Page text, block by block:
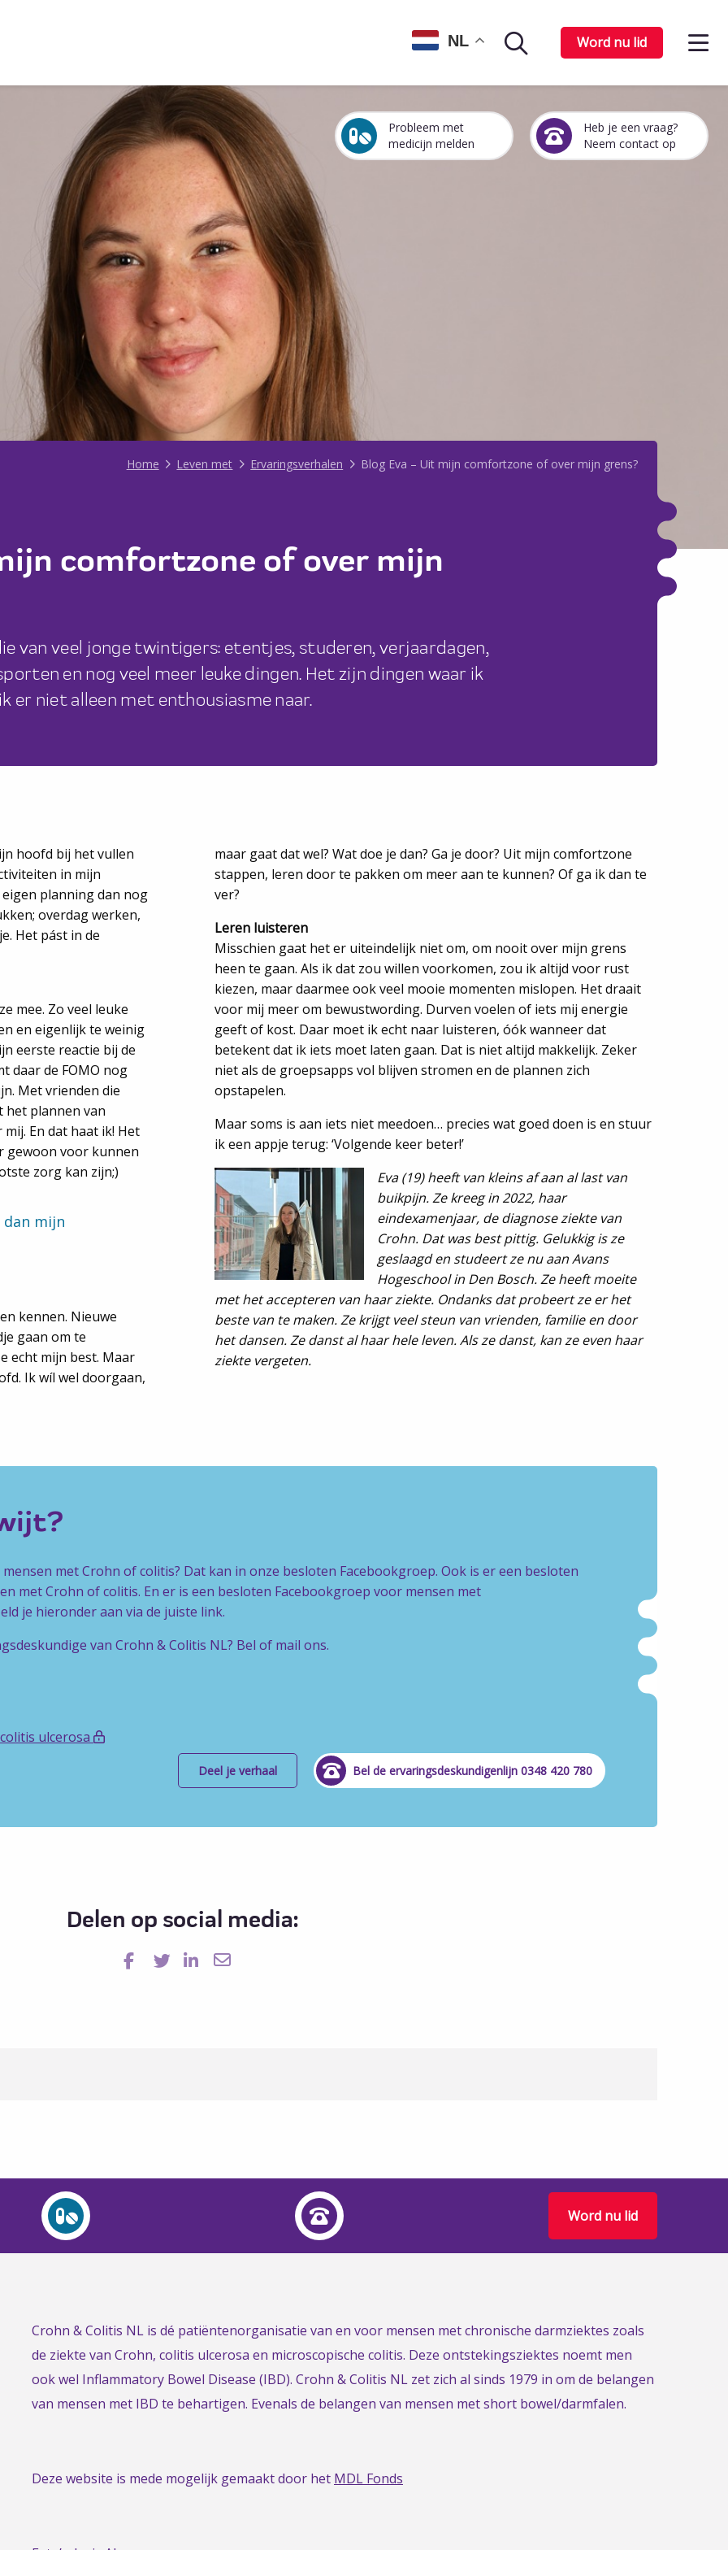
Over Crohn en colitis (IBD)
Leven met
Activiteiten & Contact
Help mee
Over ons
Voor professionals
Word nu lid
Zoekpagina
NL
Probleem met
medicijn melden
medicijn
Heb je een vraag?
Neem contact op
je
Home Leven met Ervaringsverhalen Blog Eva – Uit mijn comfortzone of over mijn grens?
comfortzone of over mijn
van veel jonge twintigers: etentjes, studeren, verjaardagen,
en nog veel meer leuke dingen. Het zijn dingen waar ik
er niet alleen met enthousiasme naar.
hoofd bij het vullen
in mijn
planning dan nog
overdag werken,
Het pást in de
mee. Zo veel leuke
en eigenlijk te weinig
eerste reactie bij de
daar de FOMO nog
Met vrienden die
het plannen van
En dat haat ik! Het
gewoon voor kunnen
zorg kan zijn;)
mijn
kennen. Nieuwe
gaan om te
echt mijn best. Maar
Ik wíl wel doorgaan,
maar gaat dat wel? Wat doe je dan? Ga je door? Uit mijn comfortzone
stappen, leren door te pakken om meer aan te kunnen? Of ga ik dan te
ver?
Leren luisteren
Misschien gaat het er uiteindelijk niet om, om nooit over mijn grens
heen te gaan. Als ik dat zou willen voorkomen, zou ik altijd voor rust
kiezen, maar daarmee ook veel mooie momenten mislopen. Het draait
voor mij meer om bewustwording. Durven voelen of iets mij energie
geeft of kost. Daar moet ik echt naar luisteren, óók wanneer dat
betekent dat ik iets moet laten gaan. Dat is niet altijd makkelijk. Zeker
niet als de groepsapps vol blijven stromen en de plannen zich
opstapelen.
Maar soms is aan iets niet meedoen… precies wat goed doen is en stuur
ik een appje terug: ‘Volgende keer beter!’
Eva (19) heeft van kleins af aan al last van
buikpijn. Ze kreeg in 2022, haar
eindexamenjaar, de diagnose ziekte van
Crohn. Dat was best pittig. Gelukkig is ze
geslaagd en studeert ze nu aan Avans
Hogeschool in Den Bosch. Ze heeft moeite
met het accepteren van haar ziekte. Ondanks dat probeert ze er het
beste van te maken. Ze krijgt veel steun van vrienden, familie en door
het dansen. Ze danst al haar hele leven. Als ze danst, kan ze even haar
ziekte vergeten.
met Crohn of colitis? Dat kan in onze besloten Facebookgroep. Ook is er een besloten
met Crohn of colitis. En er is een besloten Facebookgroep voor mensen met
je hieronder aan via de juiste link.
van Crohn & Colitis NL? Bel of mail ons.
ulcerosa
Deel je verhaal Bel de ervaringsdeskundigenlijn 0348 420 780
Delen op social media:
Word nu lid
Link
homepage
Crohn & Colitis NL is dé patiëntenorganisatie van en voor mensen met chronische darmziektes zoals
de ziekte van Crohn, colitis ulcerosa en microscopische colitis. Deze ontstekingsziektes noemt men
ook wel Inflammatory Bowel Disease (IBD). Crohn & Colitis NL zet zich al sinds 1979 in om de belangen
van mensen met IBD te behartigen. Evenals de belangen van mensen met short bowel/darmfalen.
Deze website is mede mogelijk gemaakt door het MDL Fonds